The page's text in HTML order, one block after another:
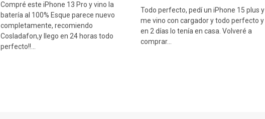
Compré este iPhone 13 Pro y vino la
batería al 100% Esque parece nuevo
completamente, recomiendo
Cosladafon,y llego en 24 horas todo
perfecto!!...
Todo perfecto, pedí un iPhone 15 plus y
me vino con cargador y todo perfecto y
en 2 días lo tenía en casa. Volveré a
comprar...